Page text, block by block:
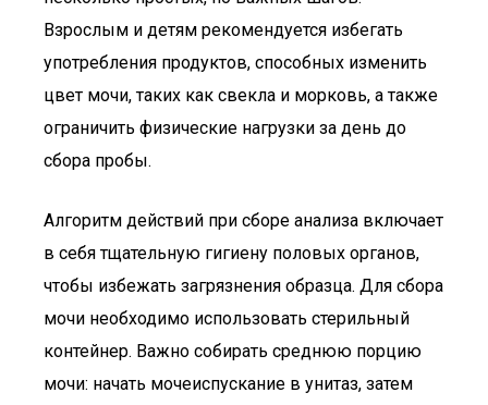
Взрослым и детям рекомендуется избегать
употребления продуктов, способных изменить
цвет мочи, таких как свекла и морковь, а также
ограничить физические нагрузки за день до
сбора пробы.
Алгоритм действий при сборе анализа включает
в себя тщательную гигиену половых органов,
чтобы избежать загрязнения образца. Для сбора
мочи необходимо использовать стерильный
контейнер. Важно собирать среднюю порцию
мочи: начать мочеиспускание в унитаз, затем